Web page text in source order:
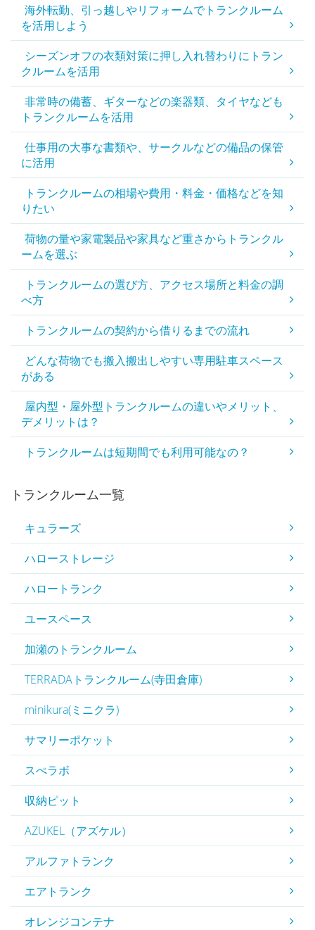
海外転勤、引っ越しやリフォームでトランクルーム
を活用しよう
シーズンオフの衣類対策に押し入れ替わりにトラン
クルームを活用
非常時の備蓄、ギターなどの楽器類、タイヤなども
トランクルームを活用
仕事用の大事な書類や、サークルなどの備品の保管
に活用
トランクルームの相場や費用・料金・価格などを知
りたい
荷物の量や家電製品や家具など重さからトランクル
ームを選ぶ
トランクルームの選び方、アクセス場所と料金の調
べ方
トランクルームの契約から借りるまでの流れ
どんな荷物でも搬入搬出しやすい専用駐車スペース
がある
屋内型・屋外型トランクルームの違いやメリット、
デメリットは？
トランクルームは短期間でも利用可能なの？
トランクルーム一覧
キュラーズ
ハローストレージ
ハロートランク
ユースペース
加瀬のトランクルーム
TERRADAトランクルーム(寺田倉庫)
minikura(ミニクラ)
サマリーポケット
スぺラボ
収納ピット
AZUKEL（アズケル）
アルファトランク
エアトランク
オレンジコンテナ